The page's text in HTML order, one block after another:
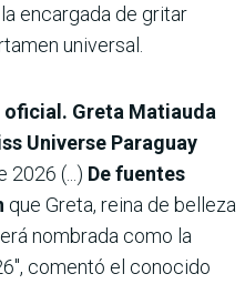
encargada de gritar
universal.
oficial. Greta Matiauda
Universe Paraguay
2026 (...) De fuentes
que Greta, reina de belleza
nombrada como la
comentó el conocido